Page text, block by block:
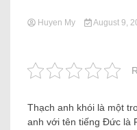
Huyen My August 9,
Thạch anh khói là một
anh với tên tiếng Đức là